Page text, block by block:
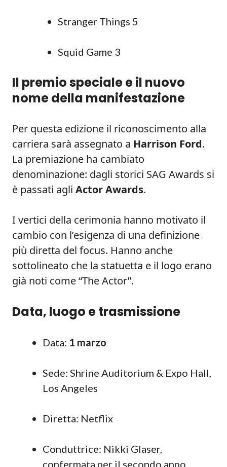
Stranger Things 5
Squid Game 3
Il premio speciale e il nuovo
nome della manifestazione
Per questa edizione il riconoscimento alla
carriera sarà assegnato a Harrison Ford.
La premiazione ha cambiato
denominazione: dagli storici SAG Awards si
è passati agli Actor Awards.
I vertici della cerimonia hanno motivato il
cambio con l’esigenza di una definizione
più diretta del focus. Hanno anche
sottolineato che la statuetta e il logo erano
già noti come “The Actor”.
Data, luogo e trasmissione
Data: 1 marzo
Sede: Shrine Auditorium & Expo Hall,
Los Angeles
Diretta: Netflix
Conduttrice: Nikki Glaser,
confermata per il secondo anno